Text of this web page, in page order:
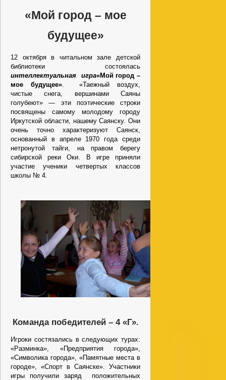
«Мой город – мое
будущее»
12 октября в читальном зале детской
библиотеки состоялась
интеллектуальная игра«Мой город –
мое будущее». «Таежный воздух,
чистые снега, вершинами Саяны
голубеют» — эти поэтические строки
посвящены самому молодому городу
Иркутской области, нашему Саянску. Они
очень точно характеризуют Саянск,
основанный в апреле 1970 года среди
нетронутой тайги, на правом берегу
сибирской реки Оки. В игре приняли
участие ученики четвертых классов
школы № 4.
Команда победителей – 4 «Г».
Игроки состязались в следующих турах:
«Разминка», «Предприятия города»,
«Символика города», «Памятные места в
городе», «Спорт в Саянске». Участники
игры получили заряд положительных